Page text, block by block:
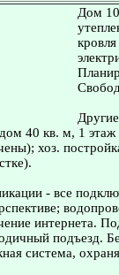
Дом
40 кв. м, 1
хоз.
- все
интернета.
подъезд.
система,